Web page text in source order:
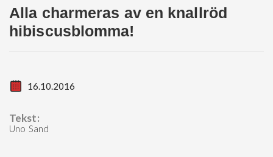
Alla charmeras av en knallröd
hibiscusblomma!
16.10.2016
Tekst:
Uno Sand